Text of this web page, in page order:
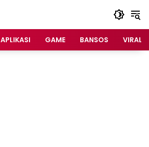
APLIKASI GAME BANSOS VIRAL